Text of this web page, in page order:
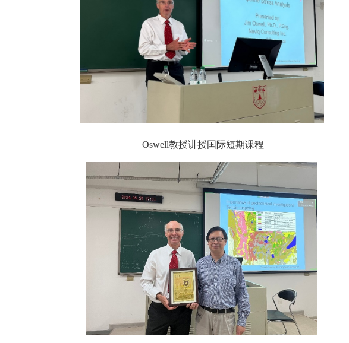
Oswell教授讲授国际短期课程